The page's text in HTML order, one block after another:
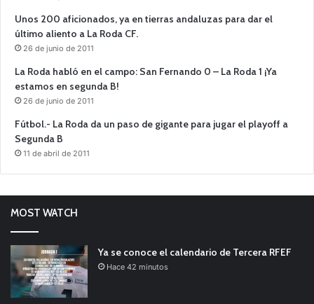
Unos 200 aficionados, ya en tierras andaluzas para dar el
último aliento a La Roda CF.
26 de junio de 2011
La Roda habló en el campo: San Fernando 0 – La Roda 1 ¡Ya
estamos en segunda B!
26 de junio de 2011
Fútbol.- La Roda da un paso de gigante para jugar el playoff a
Segunda B
11 de abril de 2011
MOST WATCH
Ya se conoce el calendario de Tercera RFEF
Hace 42 minutos